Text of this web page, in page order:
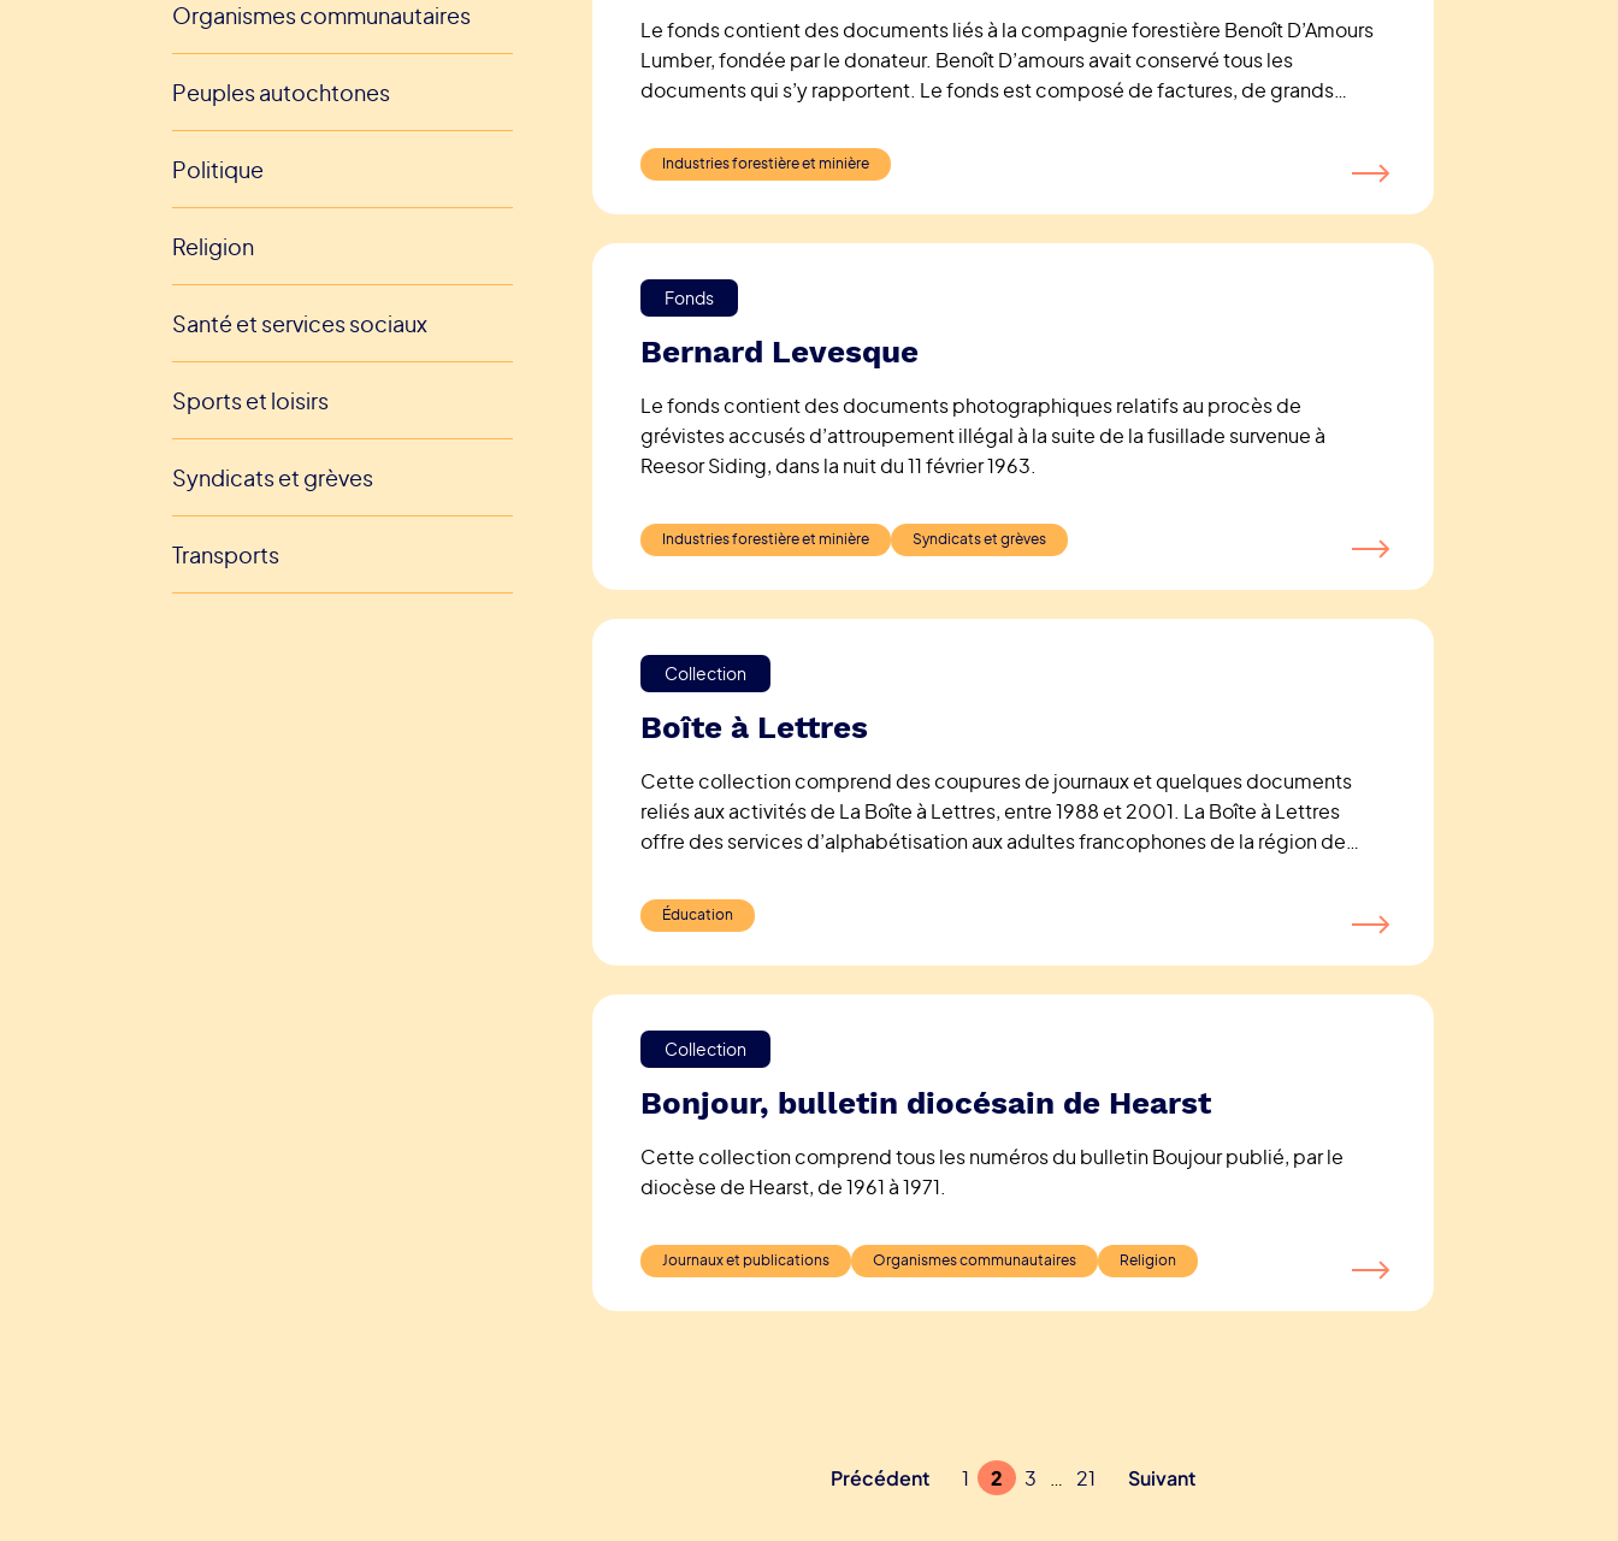
Organismes communautaires
Peuples autochtones
Politique
Religion
Santé et services sociaux
Sports et loisirs
Syndicats et grèves
Transports
Le fonds contient des documents liés à la compagnie forestière Benoît D’Amours
Lumber, fondée par le donateur. Benoît D’amours avait conservé tous les
documents qui s’y rapportent. Le fonds est composé de factures, de grands
Industries forestière et minière
Fonds
Bernard Levesque
Le fonds contient des documents photographiques relatifs au procès de
grévistes accusés d’attroupement illégal à la suite de la fusillade survenue à
Reesor Siding, dans la nuit du 11 février 1963.
Industries forestière et minière Syndicats et grèves
Collection
Boîte à Lettres
Cette collection comprend des coupures de journaux et quelques documents
reliés aux activités de La Boîte à Lettres, entre 1988 et 2001. La Boîte à Lettres
offre des services d’alphabétisation aux adultes francophones de la région de
Éducation
Collection
Bonjour, bulletin diocésain de Hearst
Cette collection comprend tous les numéros du bulletin Boujour publié, par le
diocèse de Hearst, de 1961 à 1971.
Journaux et publications Organismes communautaires Religion
Précédent 1 2 3 21 Suivant